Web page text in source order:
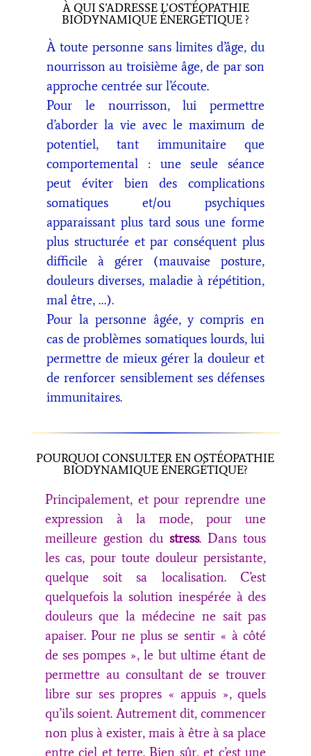
À QUI S’ADRESSE L’OSTÉOPATHIE
BIODYNAMIQUE ÉNERGÉTIQUE ?
À toute personne sans limites d’âge, du
nourrisson au troisième âge, de par son
approche centrée sur l’écoute.
Pour le nourrisson, lui permettre
d’aborder la vie avec le maximum de
potentiel, tant immunitaire que
comportemental : une seule séance
peut éviter bien des complications
somatiques et/ou psychiques
apparaissant plus tard sous une forme
plus structurée et par conséquent plus
difficile à gérer (mauvaise posture,
douleurs diverses, maladie à répétition,
mal être, …).
Pour la personne âgée, y compris en
cas de problèmes somatiques lourds, lui
permettre de mieux gérer la douleur et
de renforcer sensiblement ses défenses
immunitaires.
POURQUOI CONSULTER EN OSTÉOPATHIE
BIODYNAMIQUE ÉNERGÉTIQUE?
Principalement, et pour reprendre une
expression à la mode, pour une
meilleure gestion dustress. Dans tous
les cas, pour toute douleur persistante,
quelque soit sa localisation. C’est
quelquefois la solution inespérée à des
douleurs que la médecine ne sait pas
apaiser. Pour ne plus se sentir « à côté
de ses pompes », le but ultime étant de
permettre au consultant de se trouver
libre sur ses propres « appuis », quels
qu’ils soient. Autrement dit, commencer
non plus à exister, mais à être à sa place
entre ciel et terre. Bien sûr, et c’est une